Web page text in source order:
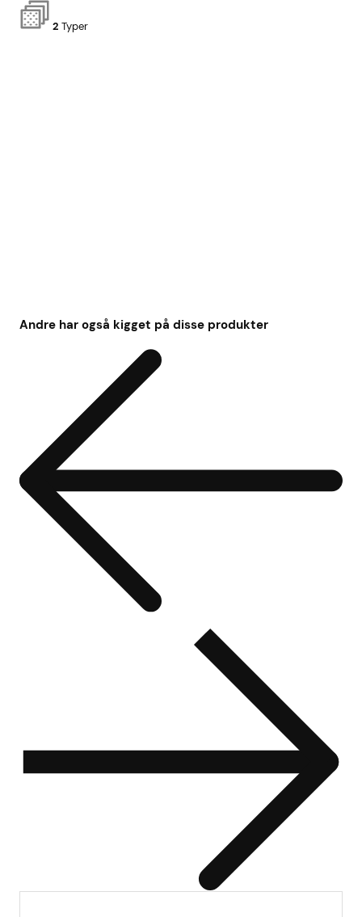
2 Typer
Andre har også kigget på disse produkter